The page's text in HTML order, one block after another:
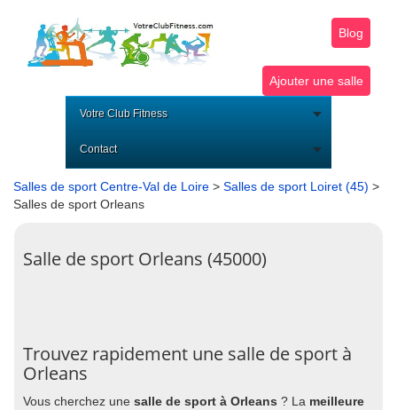
Blog
Ajouter une salle
Votre Club Fitness
Contact
Salles de sport Centre-Val de Loire > Salles de sport Loiret (45) >
Salles de sport Orleans
Salle de sport Orleans (45000)
Trouvez rapidement une salle de sport à
Orleans
Vous cherchez une salle de sport à Orleans ? La meilleure